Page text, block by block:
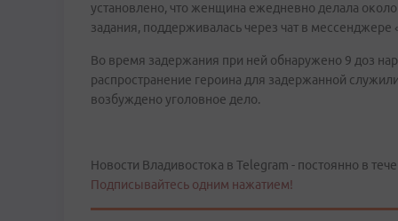
установлено, что женщина ежедневно делала
задания, поддерживалась через чат в мессенджере
Во время задержания при ней обнаружено 9 доз
распространение героина для задержанной
возбуждено уголовное дело.
Новости Владивостока в Telegram - постоянно в
Подписывайтесь одним нажатием!